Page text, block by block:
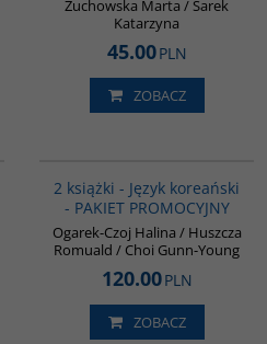
Żuchowska Marta / Sarek
Katarzyna
45.00PLN
ZOBACZ
2 książki - Język koreański
- PAKIET PROMOCYJNY
Ogarek-Czoj Halina / Huszcza
Romuald / Choi Gunn-Young
120.00PLN
ZOBACZ